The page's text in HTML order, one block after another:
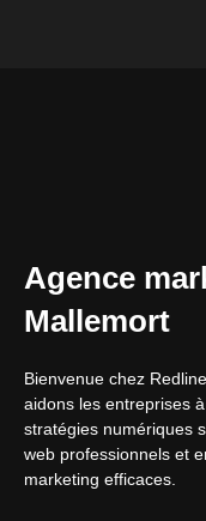
Agence
Mallemort
Bienvenue chez
aidons les entreprises
stratégies numériques
web professionnels et
marketing efficaces.